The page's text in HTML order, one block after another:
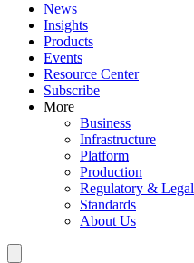
News
Insights
Products
Events
Resource Center
Subscribe
More
Business
Infrastructure
Platform
Production
Regulatory & Legal
Standards
About Us